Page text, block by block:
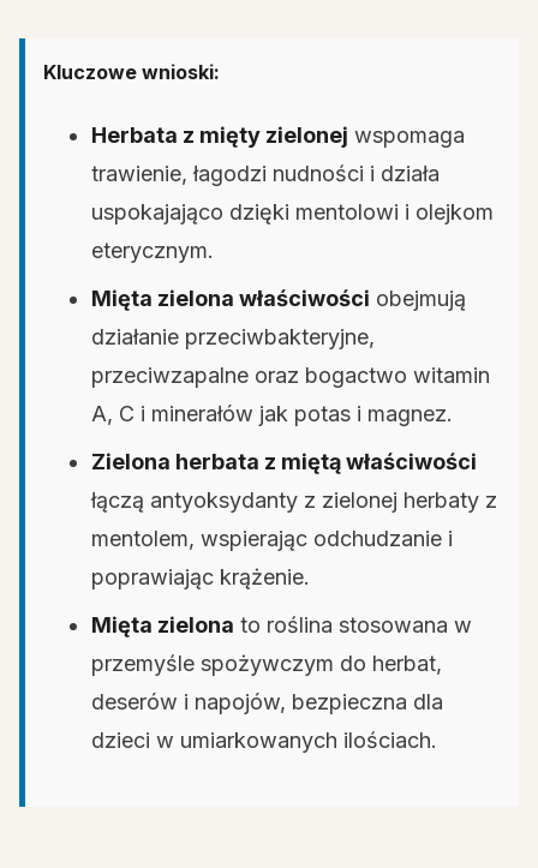
Kluczowe wnioski:
Herbata z mięty zielonej wspomaga
trawienie, łagodzi nudności i działa
uspokajająco dzięki mentolowi i olejkom
eterycznym.
Mięta zielona właściwości obejmują
działanie przeciwbakteryjne,
przeciwzapalne oraz bogactwo witamin
A, C i minerałów jak potas i magnez.
Zielona herbata z miętą właściwości
łączą antyoksydanty z zielonej herbaty z
mentolem, wspierając odchudzanie i
poprawiając krążenie.
Mięta zielona to roślina stosowana w
przemyśle spożywczym do herbat,
deserów i napojów, bezpieczna dla
dzieci w umiarkowanych ilościach.